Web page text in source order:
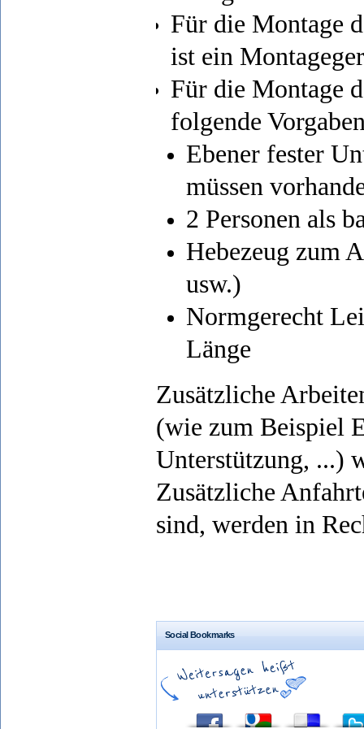
Für die Montage
ist ein
Für die Montage
folgende
Ebener fester
müssen
2 Personen als
Hebezeug zum
usw.)
Normgerecht
Länge
Zusätzliche
(wie zum Beispiel
Unterstützung, ...)
Zusätzliche
sind, werden in
Social Bookmarks